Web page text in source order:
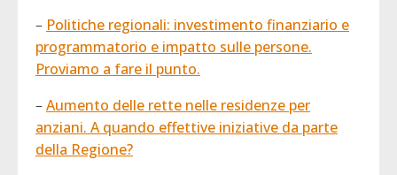
– Politiche regionali: investimento finanziario e
programmatorio e impatto sulle persone.
Proviamo a fare il punto.
–Aumento delle rette nelle residenze per
anziani. A quando effettive iniziative da parte
della Regione?